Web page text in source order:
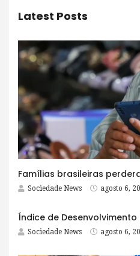
Latest Posts
Sociedade News agosto 6,
Sociedade News agosto 6,